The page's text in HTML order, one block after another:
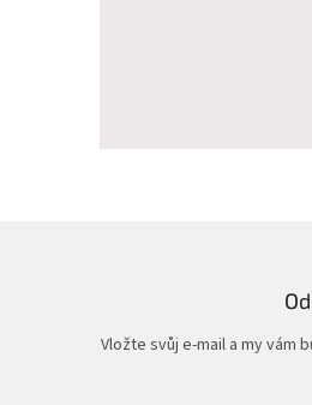
Vložte svůj e-mail a my vám